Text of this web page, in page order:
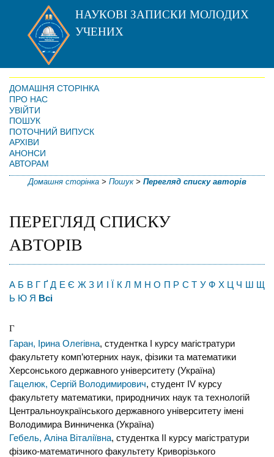
НАУКОВІ ЗАПИСКИ МОЛОДИХ
УЧЕНИХ
ДОМАШНЯ СТОРІНКА
ПРО НАС
УВІЙТИ
ПОШУК
ПОТОЧНИЙ ВИПУСК
АРХІВИ
АНОНСИ
АВТОРАМ
Домашня сторінка> Пошук> Перегляд списку авторів
ПЕРЕГЛЯД СПИСКУ
АВТОРІВ
А Б В Г Ґ Д Е Є Ж З И І Ї К Л М Н О П Р С Т У Ф Х Ц Ч Ш Щ
Ь Ю Я Всі
Г
Гаран, Ірина Олегівна, студентка I курсу магістратури
факультету комп’ютерних наук, фізики та математики
Херсонського державного університету (Україна)
Гацелюк, Сергій Володимирович, студент IV курсу
факультету математики, природничих наук та технологій
Центральноукраїнського державного університету імені
Володимира Винниченка (Україна)
Гебель, Аліна Віталіївна, студентка ІІ курсу магістратури
фізико-математичного факультету Криворізького